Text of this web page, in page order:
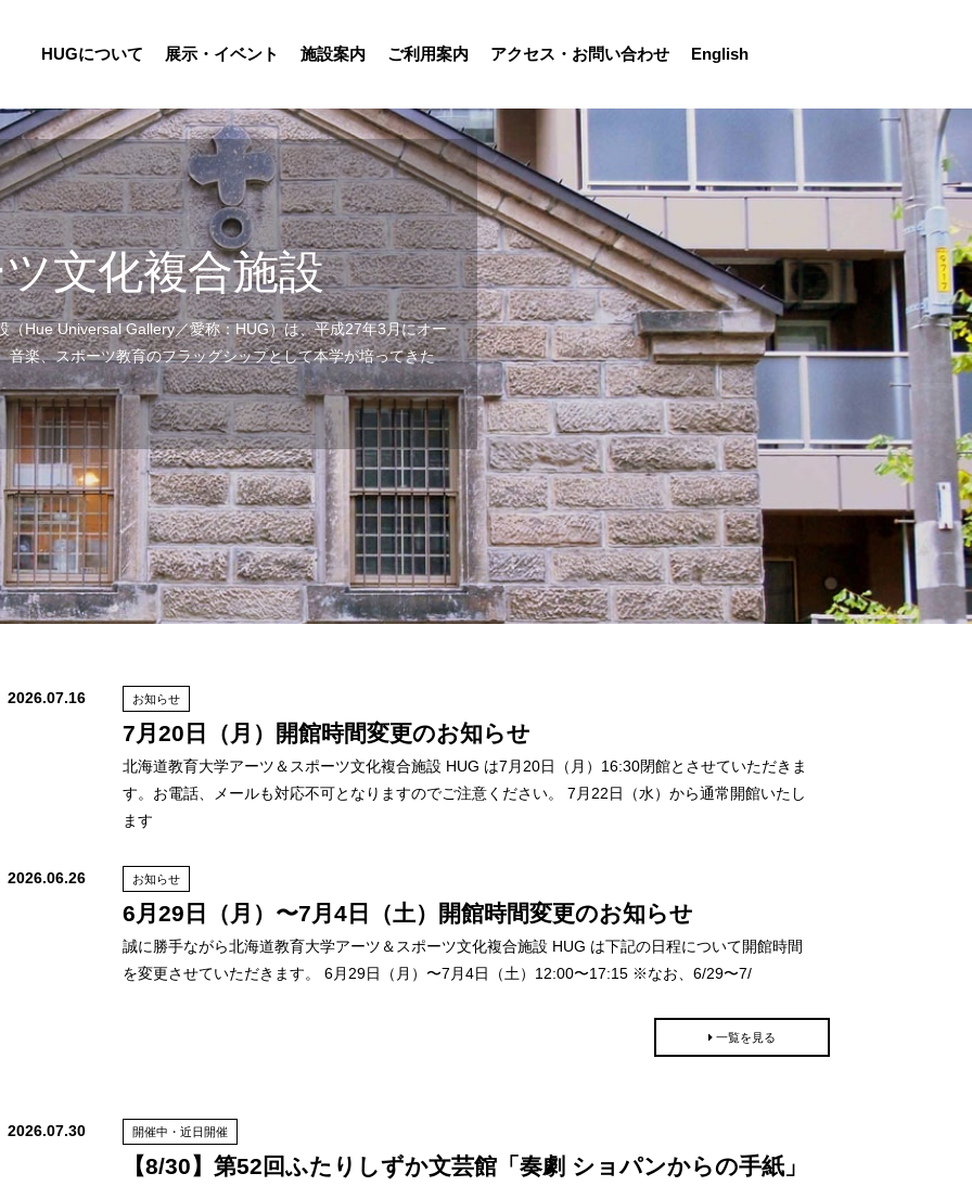
HUGについて 展示・イベント 施設案内 ご利用案内 アクセス・お問い合わせ English
文化複合施設
（Hue Universal Gallery／愛称：HUG）は、平成27年3月にオー
楽、スポーツ教育のフラッグシップとして本学が培ってきた
2026.07.16 お知らせ
7月20日（月）開館時間変更のお知らせ
北海道教育大学アーツ＆スポーツ文化複合施設 HUG は7月20日（月）16:30閉館とさせていただきま
す。お電話、メールも対応不可となりますのでご注意ください。 7月22日（水）から通常開館いたし
ます
2026.06.26 お知らせ
6月29日（月）〜7月4日（土）開館時間変更のお知らせ
誠に勝手ながら北海道教育大学アーツ＆スポーツ文化複合施設 HUG は下記の日程について開館時間
を変更させていただきます。 6月29日（月）〜7月4日（土）12:00〜17:15 ※なお、6/29〜7/
一覧を見る
2026.07.30 開催中・近日開催
【8/30】第52回ふたりしずか文芸館「奏劇 ショパンからの手紙」